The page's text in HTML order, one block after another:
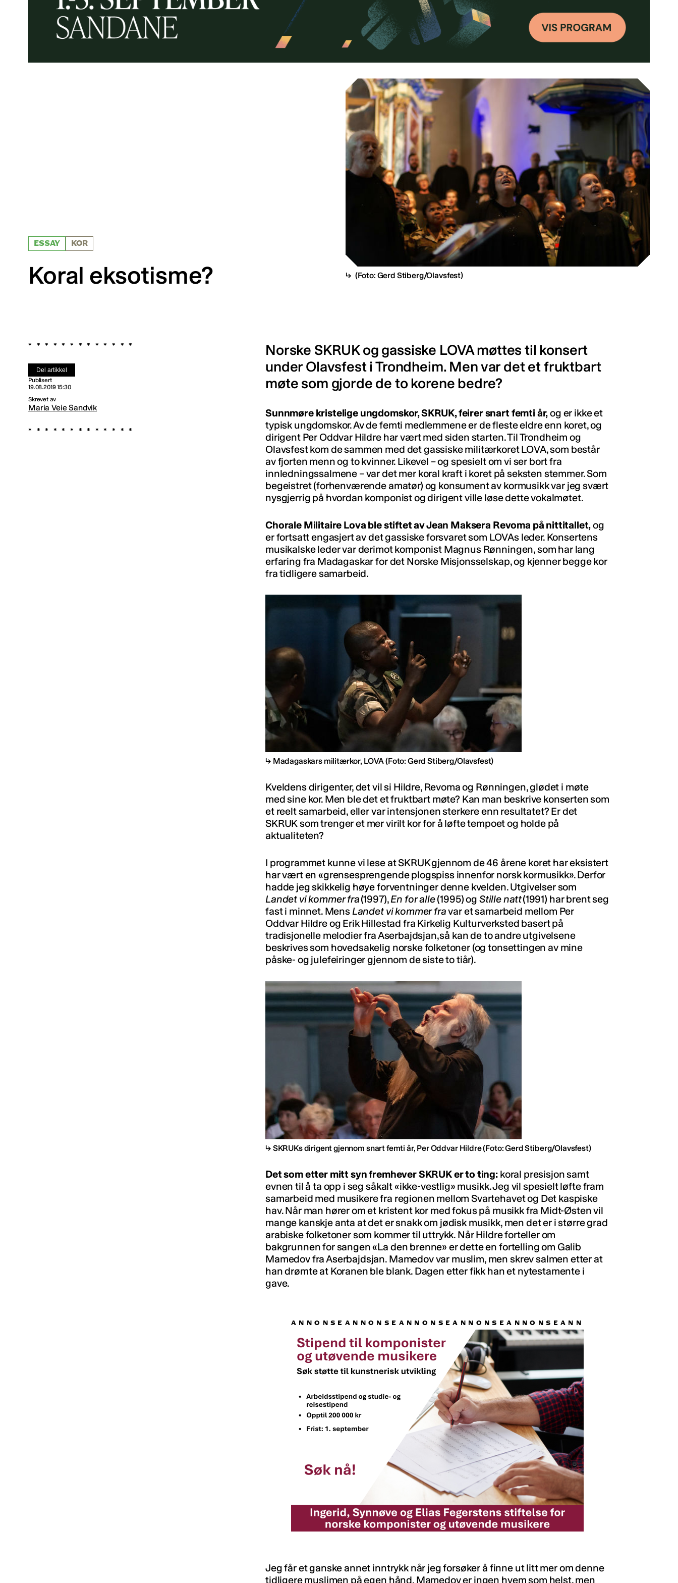
(Foto: Gerd Stiberg/Olavsfest)
ESSAY KOR
Koral eksotisme?
Del artikkel
Publisert
19.08.2019 15:30
Skrevet av
Maria Veie Sandvik
Norske SKRUK og gassiske LOVA møttes til konsert
under Olavsfest i Trondheim. Men var det et fruktbart
møte som gjorde de to korene bedre?
Sunnmøre kristelige ungdomskor, SKRUK, feirer snart femti år,og er ikke et
typisk ungdomskor. Av de femti medlemmene er de fleste eldre enn koret, og
dirigent Per Oddvar Hildre har vært med siden starten. Til Trondheim og
Olavsfest kom de sammen med det gassiske militærkoret LOVA, som består
av fjorten menn og to kvinner. Likevel – og spesielt om vi ser bort fra
innledningssalmene – var det mer koral kraft i koret på seksten stemmer. Som
begeistret (forhenværende amatør) og konsument av kormusikk var jeg svært
nysgjerrig på hvordan komponist og dirigent ville løse dette vokalmøtet.
Chorale Militaire Lova ble stiftet av Jean Maksera Revoma på nittitallet,og
er fortsatt engasjert av det gassiske forsvaret som LOVAs leder. Konsertens
musikalske leder var derimot komponist Magnus Rønningen, som har lang
erfaring fra Madagaskar for det Norske Misjonsselskap, og kjenner begge kor
fra tidligere samarbeid.
Madagaskars militærkor, LOVA(Foto: Gerd Stiberg/Olavsfest)
Kveldens dirigenter, det vil si Hildre, Revoma og Rønningen, glødet i møte
med sine kor. Men ble det et fruktbart møte? Kan man beskrive konserten som
et reelt samarbeid, eller var intensjonen sterkere enn resultatet? Er det
SKRUK som trenger et mer virilt kor for å løfte tempoet og holde på
aktualiteten?
I programmet kunne vi lese at SKRUK gjennom de 46 årene koret har eksistert
har vært en «grensesprengende plogspiss innenfor norsk kormusikk». Derfor
hadde jeg skikkelig høye forventninger denne kvelden. Utgivelser som
Landet vi kommer fra(1997),En for alle(1995) og Stille natt(1991) har brent seg
fast i minnet. MensLandet vi kommer fravar et samarbeid mellom Per
Oddvar Hildre og Erik Hillestad fra Kirkelig Kulturverksted basert på
tradisjonelle melodier fra Aserbajdsjan, så kan de to andre utgivelsene
beskrives som hovedsakelig norske folketoner (og tonsettingen av mine
påske- og julefeiringer gjennom de siste to tiår).
SKRUKs dirigent gjennom snart femti år, Per Oddvar Hildre(Foto: Gerd Stiberg/Olavsfest)
Det som etter mitt syn fremhever SKRUK er to ting: koral presisjon samt
evnen til å ta opp i seg såkalt «ikke-vestlig» musikk. Jeg vil spesielt løfte fram
samarbeid med musikere fra regionen mellom Svartehavet og Det kaspiske
hav. Når man hører om et kristent kor med fokus på musikk fra Midt-Østen vil
mange kanskje anta at det er snakk om jødisk musikk, men det er i større grad
arabiske folketoner som kommer til uttrykk. Når Hildre forteller om
bakgrunnen for sangen «La den brenne» er dette en fortelling om Galib
Mamedov fra Aserbajdsjan. Mamedov var muslim, men skrev salmen etter at
han drømte at Koranen ble blank. Dagen etter fikk han et nytestamente i
gave.
Jeg får et ganske annet inntrykk når jeg forsøker å finne ut litt mer om denne
tidligere muslimen på egen hånd. Mamedov er ingen hvem som helst, men